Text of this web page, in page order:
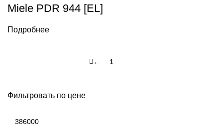
Фильтровать по цене
Miele PDR 944 [EL]
Подробнее
← 1